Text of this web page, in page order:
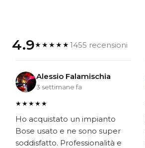
4.9★★★★★1455 recensioni
Alessio Falamischia
3 settimane fa
★★★★★
Ho acquistato un impianto
Bose usato e ne sono super
soddisfatto. Professionalità e